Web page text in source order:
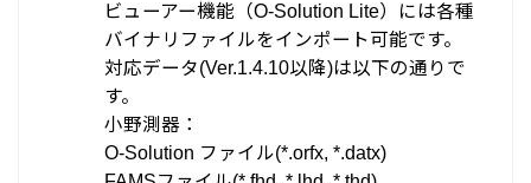
ビューアー機能（O-Solution Lite）には各種
バイナリファイルをインポート可能です。
対応データ(Ver.1.4.10以降)は以下の通りで
す。
小野測器：
O-Solution ファイル(*.orfx, *.datx)